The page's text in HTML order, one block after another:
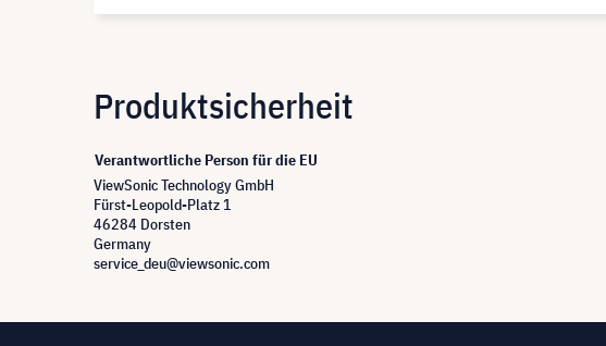
Produktsicherheit
Verantwortliche Person für die EU
ViewSonic Technology GmbH
Fürst-Leopold-Platz 1
46284 Dorsten
Germany
service_deu@viewsonic.com